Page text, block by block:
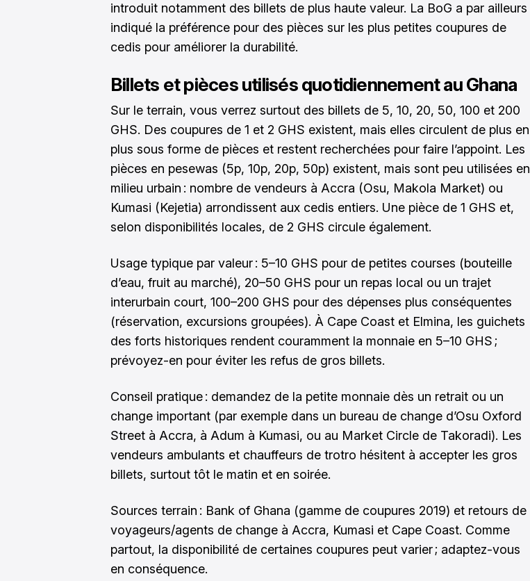
introduit notamment des billets de plus haute valeur. La BoG a par ailleurs
indiqué la préférence pour des pièces sur les plus petites coupures de
cedis pour améliorer la durabilité.
Billets et pièces utilisés quotidiennement au Ghana
Sur le terrain, vous verrez surtout des billets de 5, 10, 20, 50, 100 et 200
GHS. Des coupures de 1 et 2 GHS existent, mais elles circulent de plus en
plus sous forme de pièces et restent recherchées pour faire l’appoint. Les
pièces en pesewas (5p, 10p, 20p, 50p) existent, mais sont peu utilisées en
milieu urbain : nombre de vendeurs à Accra (Osu, Makola Market) ou
Kumasi (Kejetia) arrondissent aux cedis entiers. Une pièce de 1 GHS et,
selon disponibilités locales, de 2 GHS circule également.
Usage typique par valeur : 5–10 GHS pour de petites courses (bouteille
d’eau, fruit au marché), 20–50 GHS pour un repas local ou un trajet
interurbain court, 100–200 GHS pour des dépenses plus conséquentes
(réservation, excursions groupées). À Cape Coast et Elmina, les guichets
des forts historiques rendent couramment la monnaie en 5–10 GHS ;
prévoyez-en pour éviter les refus de gros billets.
Conseil pratique : demandez de la petite monnaie dès un retrait ou un
change important (par exemple dans un bureau de change d’Osu Oxford
Street à Accra, à Adum à Kumasi, ou au Market Circle de Takoradi). Les
vendeurs ambulants et chauffeurs de trotro hésitent à accepter les gros
billets, surtout tôt le matin et en soirée.
Sources terrain : Bank of Ghana (gamme de coupures 2019) et retours de
voyageurs/agents de change à Accra, Kumasi et Cape Coast. Comme
partout, la disponibilité de certaines coupures peut varier ; adaptez-vous
en conséquence.